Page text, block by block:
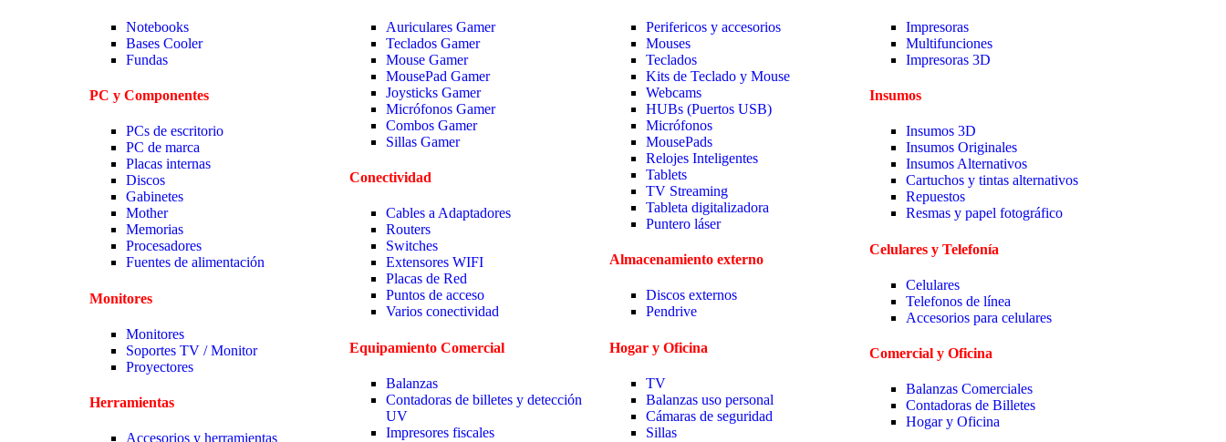
Notebooks
Bases Cooler
Fundas
PC y Componentes
PCs de escritorio
PC de marca
Placas internas
Discos
Gabinetes
Mother
Memorias
Procesadores
Fuentes de alimentación
Monitores
Monitores
Soportes TV / Monitor
Proyectores
Herramientas
Accesorios y herramientas
Auriculares Gamer
Teclados Gamer
Mouse Gamer
MousePad Gamer
Joysticks Gamer
Micrófonos Gamer
Combos Gamer
Sillas Gamer
Conectividad
Cables a Adaptadores
Routers
Switches
Extensores WIFI
Placas de Red
Puntos de acceso
Varios conectividad
Equipamiento Comercial
Balanzas
Contadoras de billetes y detección
UV
Impresores fiscales
Perifericos y accesorios
Mouses
Teclados
Kits de Teclado y Mouse
Webcams
HUBs (Puertos USB)
Micrófonos
MousePads
Relojes Inteligentes
Tablets
TV Streaming
Tableta digitalizadora
Puntero láser
Almacenamiento externo
Discos externos
Pendrive
Hogar y Oficina
TV
Balanzas uso personal
Cámaras de seguridad
Sillas
Impresoras
Multifunciones
Impresoras 3D
Insumos
Insumos 3D
Insumos Originales
Insumos Alternativos
Cartuchos y tintas alternativos
Repuestos
Resmas y papel fotográfico
Celulares y Telefonía
Celulares
Telefonos de línea
Accesorios para celulares
Comercial y Oficina
Balanzas Comerciales
Contadoras de Billetes
Hogar y Oficina